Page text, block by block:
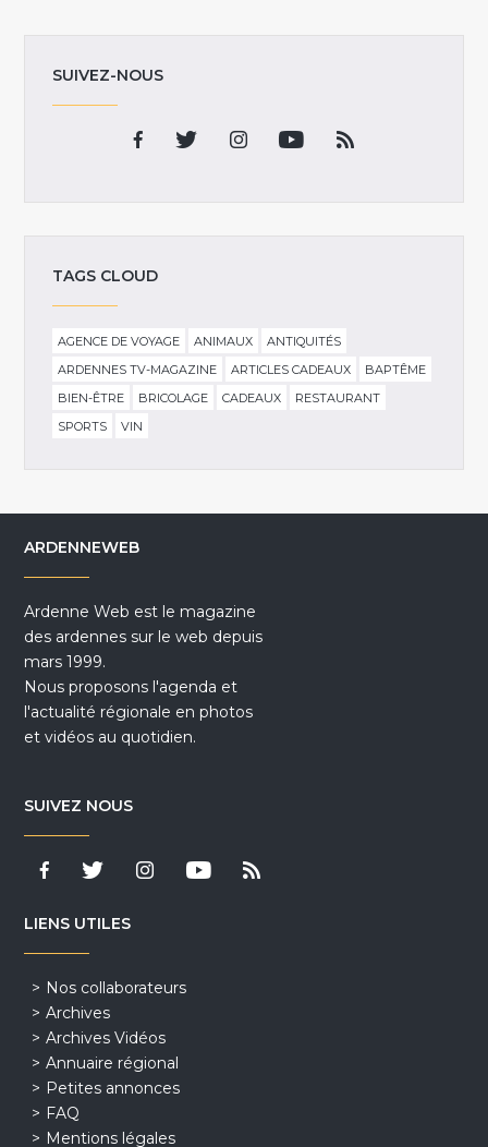
SUIVEZ-NOUS
TAGS CLOUD
AGENCE DE VOYAGE ANIMAUX
ANTIQUITÉS
ARDENNES TV-MAGAZINE
ARTICLES CADEAUX
BAPTÊME
BIEN-ÊTRE
BRICOLAGE CADEAUX
RESTAURANT
SPORTS
VIN
ARDENNEWEB
Ardenne Web est le magazine
des ardennes sur le web depuis
mars 1999.
Nous proposons l'agenda et
l'actualité régionale en photos
et vidéos au quotidien.
SUIVEZ NOUS
LIENS UTILES
Nos collaborateurs
Archives
Archives Vidéos
Annuaire régional
Petites annonces
FAQ
Mentions légales